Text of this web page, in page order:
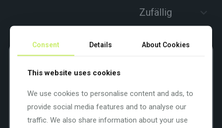
Consent Details About Cookies
This website uses cookies
We use cookies to personalise content and ads, to
provide social media features and to analyse our
traffic. We also share information about your use